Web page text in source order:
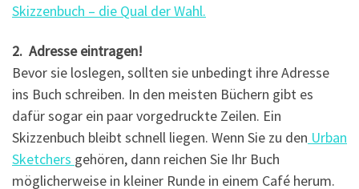
Skizzenbuch – die Qual der Wahl.
2. Adresse eintragen!
Bevor sie loslegen, sollten sie unbedingt ihre Adresse
ins Buch schreiben. In den meisten Büchern gibt es
dafür sogar ein paar vorgedruckte Zeilen. Ein
Skizzenbuch bleibt schnell liegen. Wenn Sie zu den Urban
Sketchers gehören, dann reichen Sie Ihr Buch
möglicherweise in kleiner Runde in einem Café herum.